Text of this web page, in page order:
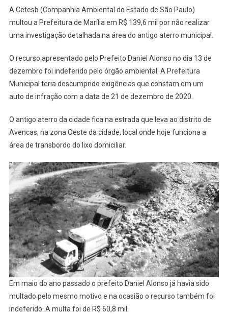
A Cetesb (Companhia Ambiental do Estado de São Paulo)
multou a Prefeitura de Marília em R$ 139,6 mil por não realizar
uma investigação detalhada na área do antigo aterro municipal.
O recurso apresentado pelo Prefeito Daniel Alonso no dia 13 de
dezembro foi indeferido pelo órgão ambiental. A Prefeitura
Municipal teria descumprido exigências que constam em um
auto de infração com a data de 21 de dezembro de 2020.
O antigo aterro da cidade fica na estrada que leva ao distrito de
Avencas, na zona Oeste da cidade, local onde hoje funciona a
área de transbordo do lixo domiciliar.
Em maio do ano passado o prefeito Daniel Alonso já havia sido
multado pelo mesmo motivo e na ocasião o recurso também foi
indeferido. A multa foi de R$ 60,8 mil.